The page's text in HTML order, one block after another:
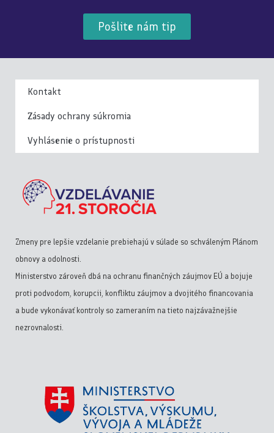
Pošlite nám tip
Kontakt
Zásady ochrany súkromia
Vyhlásenie o prístupnosti
Zmeny pre lepšie vzdelanie prebiehajú v súlade so schváleným Plánom
obnovy a odolnosti.
Ministerstvo zároveň dbá na ochranu finančných záujmov EÚ a bojuje
proti podvodom, korupcii, konfliktu záujmov a dvojitého financovania
a bude vykonávať kontroly so zameraním na tieto najzávažnejšie
nezrovnalosti.